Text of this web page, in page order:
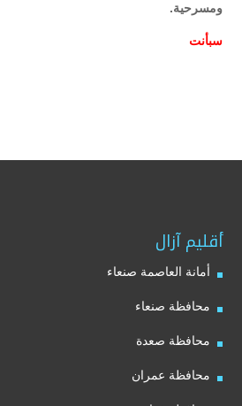
ومسرحية.
سبأنت
أقليم آزال
أمانة العاصمة صنعاء
محافظة صنعاء
محافظة صعدة
محافظة عمران